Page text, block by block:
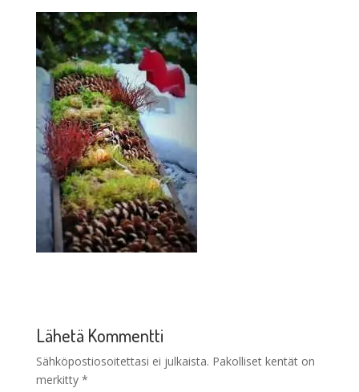
Lähetä Kommentti
Sähköpostiosoitettasi ei julkaista. Pakolliset kentät on
merkitty *